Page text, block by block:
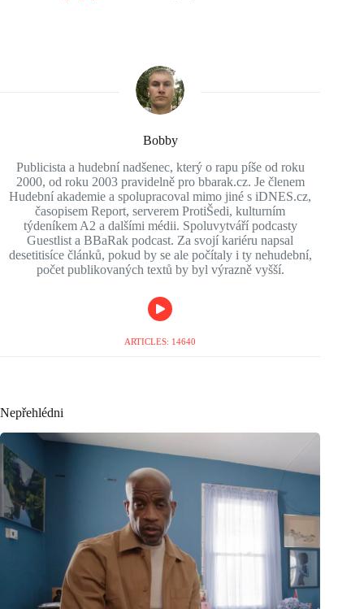
Bobby
Publicista a hudební nadšenec, který o rapu píše od roku
2000, od roku 2003 pravidelně pro bbarak.cz. Je členem
Hudební akademie a spolupracoval mimo jiné s iDNES.cz,
časopisem Report, serverem ProtiŠedi, kulturním
týdeníkem A2 a dalšími médii. Spoluvytváří podcasty
Guestlist a BBaRak podcast. Za svojí kariéru napsal
desetitisíce článků, pokud by se ale počítaly i ty nehudební,
počet publikovaných textů by byl výrazně vyšší.
ARTICLES: 14640
Nepřehlédni